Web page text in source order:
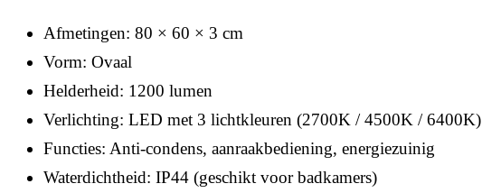
Afmetingen: 80 × 60 × 3 cm
Vorm: Ovaal
Helderheid: 1200 lumen
Verlichting: LED met 3 lichtkleuren (2700K / 4500K / 6400K)
Functies: Anti-condens, aanraakbediening, energiezuinig
Waterdichtheid: IP44 (geschikt voor badkamers)